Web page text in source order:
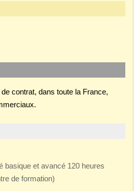
contrat, dans toute la France,
basique et avancé 120 heures
de formation)